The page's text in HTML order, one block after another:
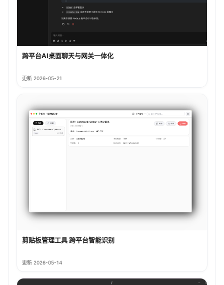
跨平台AI桌面聊天与网关一体化
更新 2026-05-21
剪贴板管理工具 跨平台智能识别
更新 2026-05-14